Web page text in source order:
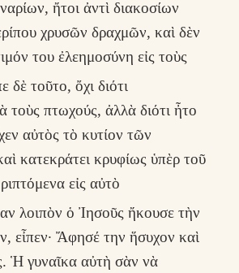
ἤτοι ἀντὶ διακοσίων
χρυσῶν δραχμῶν, καὶ δὲν
του ἐλεημοσύνη εἰς τοὺς
δὲ τοῦτο, ὄχι διότι
τοὺς πτωχούς, ἀλλὰ διότι ἦτο
αὐτὸς τὸ κυτίον τῶν
κατεκράτει κρυφίως ὑπὲρ τοῦ
εἰς αὐτὸ
λοιπὸν ὁ Ἰησοῦς ἤκουσε τὴν
εἶπεν· Ἄφησέ την ἥσυχον καὶ
Ἡ γυναῖκα αὐτὴ σὰν νὰ